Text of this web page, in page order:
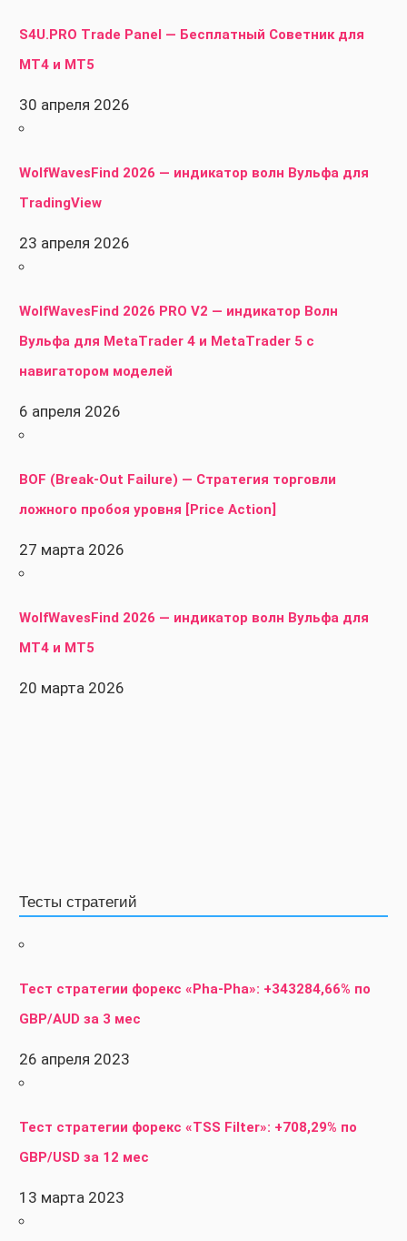
S4U.PRO Trade Panel — Бесплатный Советник для
MT4 и MT5
30 апреля 2026
WolfWavesFind 2026 — индикатор волн Вульфа для
TradingView
23 апреля 2026
WolfWavesFind 2026 PRO V2 — индикатор Волн
Вульфа для MetaTrader 4 и MetaTrader 5 с
навигатором моделей
6 апреля 2026
BOF (Break-Out Failure) — Стратегия торговли
ложного пробоя уровня [Price Action]
27 марта 2026
WolfWavesFind 2026 — индикатор волн Вульфа для
MT4 и MT5
20 марта 2026
Тесты стратегий
Тест стратегии форекс «Pha-Pha»: +343284,66% по
GBP/AUD за 3 мес
26 апреля 2023
Тест стратегии форекс «TSS Filter»: +708,29% по
GBP/USD за 12 мес
13 марта 2023